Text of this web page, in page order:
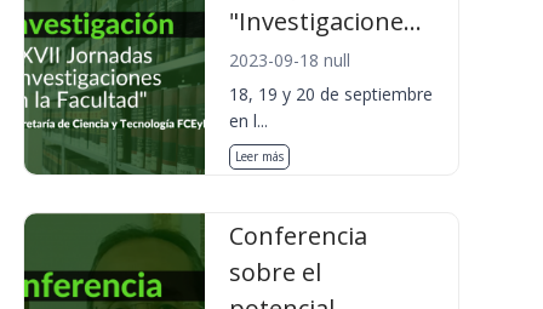
"Investigacione...
2023-09-18 null
18, 19 y 20 de septiembre
en l...
Leer más
Conferencia
sobre el